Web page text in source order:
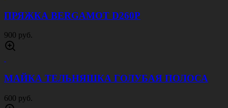
ПРЯЖКА BERGAMOT D260P
900 руб.
МАЙКА ТЕЛЬНЯШКА ГОЛУБАЯ ПОЛОСА
600 руб.